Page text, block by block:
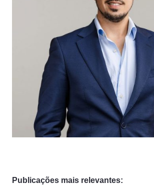
Publicações mais relevantes: